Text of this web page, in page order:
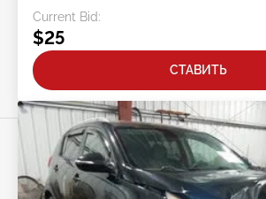
Current Bid:
$25
СТАВИТЬ